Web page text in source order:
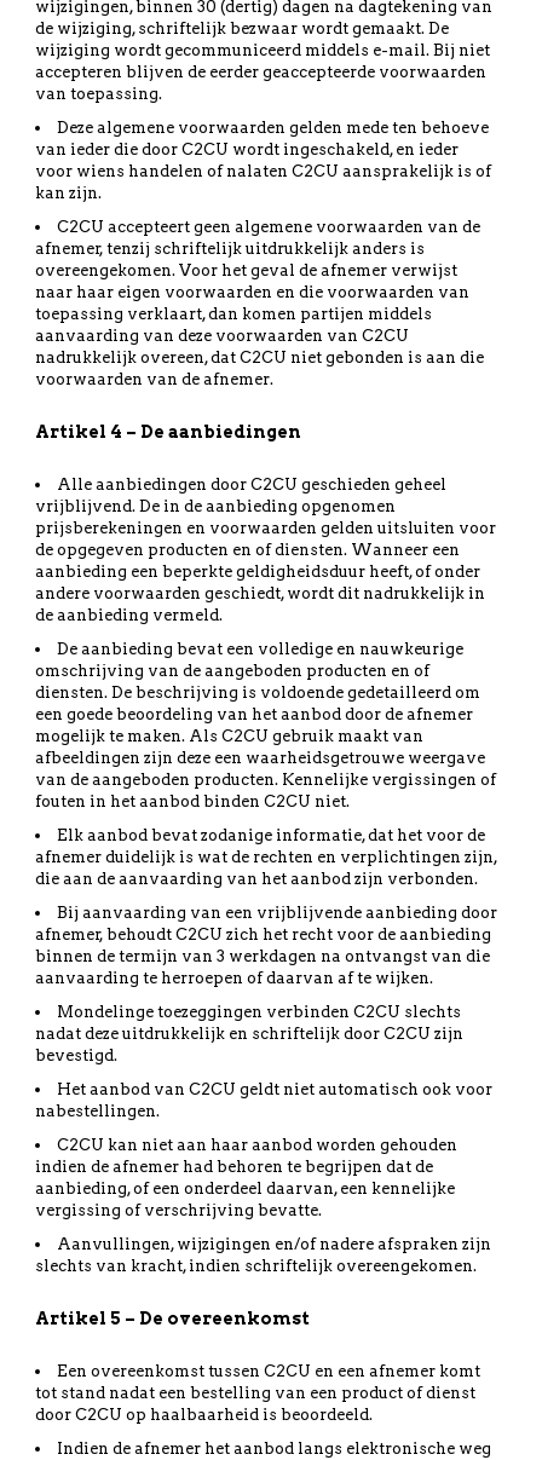
wijzigingen, binnen 30 (dertig) dagen na dagtekening van
de wijziging, schriftelijk bezwaar wordt gemaakt. De
wijziging wordt gecommuniceerd middels e-mail. Bij niet
accepteren blijven de eerder geaccepteerde voorwaarden
van toepassing.
Deze algemene voorwaarden gelden mede ten behoeve
van ieder die door C2CU wordt ingeschakeld, en ieder
voor wiens handelen of nalaten C2CU aansprakelijk is of
kan zijn.
C2CU accepteert geen algemene voorwaarden van de
afnemer, tenzij schriftelijk uitdrukkelijk anders is
overeengekomen. Voor het geval de afnemer verwijst
naar haar eigen voorwaarden en die voorwaarden van
toepassing verklaart, dan komen partijen middels
aanvaarding van deze voorwaarden van C2CU
nadrukkelijk overeen, dat C2CU niet gebonden is aan die
voorwaarden van de afnemer.
Artikel 4 – De aanbiedingen
Alle aanbiedingen door C2CU geschieden geheel
vrijblijvend. De in de aanbieding opgenomen
prijsberekeningen en voorwaarden gelden uitsluiten voor
de opgegeven producten en of diensten. Wanneer een
aanbieding een beperkte geldigheidsduur heeft, of onder
andere voorwaarden geschiedt, wordt dit nadrukkelijk in
de aanbieding vermeld.
De aanbieding bevat een volledige en nauwkeurige
omschrijving van de aangeboden producten en of
diensten. De beschrijving is voldoende gedetailleerd om
een goede beoordeling van het aanbod door de afnemer
mogelijk te maken. Als C2CU gebruik maakt van
afbeeldingen zijn deze een waarheidsgetrouwe weergave
van de aangeboden producten. Kennelijke vergissingen of
fouten in het aanbod binden C2CU niet.
Elk aanbod bevat zodanige informatie, dat het voor de
afnemer duidelijk is wat de rechten en verplichtingen zijn,
die aan de aanvaarding van het aanbod zijn verbonden.
Bij aanvaarding van een vrijblijvende aanbieding door
afnemer, behoudt C2CU zich het recht voor de aanbieding
binnen de termijn van 3 werkdagen na ontvangst van die
aanvaarding te herroepen of daarvan af te wijken.
Mondelinge toezeggingen verbinden C2CU slechts
nadat deze uitdrukkelijk en schriftelijk door C2CU zijn
bevestigd.
Het aanbod van C2CU geldt niet automatisch ook voor
nabestellingen.
C2CU kan niet aan haar aanbod worden gehouden
indien de afnemer had behoren te begrijpen dat de
aanbieding, of een onderdeel daarvan, een kennelijke
vergissing of verschrijving bevatte.
Aanvullingen, wijzigingen en/of nadere afspraken zijn
slechts van kracht, indien schriftelijk overeengekomen.
Artikel 5 – De overeenkomst
Een overeenkomst tussen C2CU en een afnemer komt
tot stand nadat een bestelling van een product of dienst
door C2CU op haalbaarheid is beoordeeld.
Indien de afnemer het aanbod langs elektronische weg